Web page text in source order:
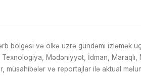
bölgəsi və ölkə üzrə gündəmi izləmək
Mədəniyyət, İdman,
müsahibələr və reportajlar ilə aktual